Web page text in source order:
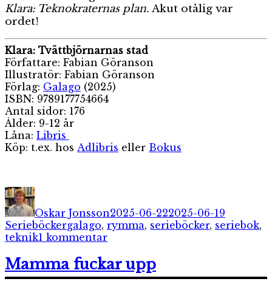
Klara: Teknokraternas plan. Akut otålig var
ordet!
Klara: Tvättbjörnarnas stad
Författare: Fabian Göranson
Illustratör: Fabian Göranson
Förlag: Galago (2025)
ISBN: 9789177754664
Antal sidor: 176
Ålder: 9-12 år
Låna: Libris
Köp: t.ex. hos Adlibris eller Bokus
Författare
Oskar Jonsson2025-06-222025-06-19
SerieböckerEtiketter
galago, rymma, serieböcker, seriebok,
teknik1 kommentartill
Tvättbjörnarnas
stad
Mamma fuckar upp